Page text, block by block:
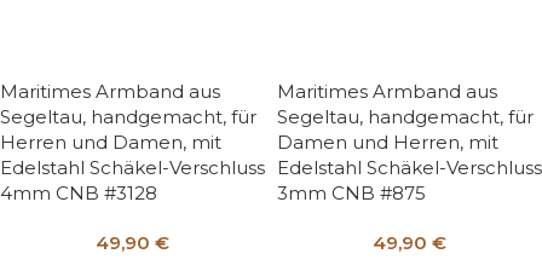
Maritimes Armband aus
Segeltau, handgemacht, für
Herren und Damen, mit
Edelstahl Schäkel-Verschluss
4mm CNB #3128
49,90 €
Maritimes Armband aus
Segeltau, handgemacht, für
Damen und Herren, mit
Edelstahl Schäkel-Verschluss
3mm CNB #875
49,90 €